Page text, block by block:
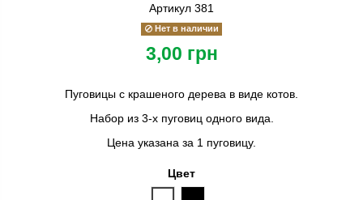
Артикул 381
Нет в наличии
3,00 грн
Пуговицы с крашеного дерева в виде котов.
Набор из 3-х пуговиц одного вида.
Цена указана за 1 пуговицу.
Цвет